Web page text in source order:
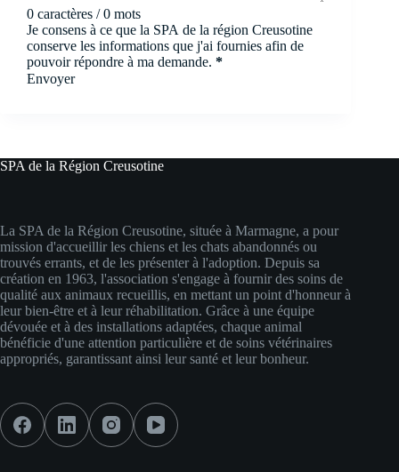
0 caractères / 0 mots
Je consens à ce que la SPA de la région Creusotine
conserve les informations que j'ai fournies afin de
pouvoir répondre à ma demande. *
Envoyer
SPA de la Région Creusotine
La SPA de la Région Creusotine, située à Marmagne, a pour
mission d'accueillir les chiens et les chats abandonnés ou
trouvés errants, et de les présenter à l'adoption. Depuis sa
création en 1963, l'association s'engage à fournir des soins de
qualité aux animaux recueillis, en mettant un point d'honneur à
leur bien-être et à leur réhabilitation. Grâce à une équipe
dévouée et à des installations adaptées, chaque animal
bénéficie d'une attention particulière et de soins vétérinaires
appropriés, garantissant ainsi leur santé et leur bonheur.